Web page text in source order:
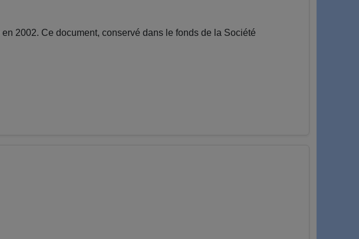
2002. Ce document, conservé dans le fonds de la Société